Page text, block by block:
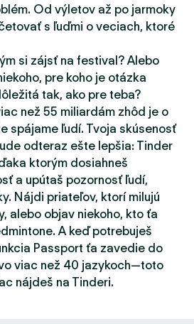
Od výletov až po jarmoky
s ľuďmi o veciach, ktoré
si zájsť na festival? Alebo
pre koho je otázka
tak, ako pre teba?
než 55 miliardám zhôd je o
spájame ľudí. Tvoja skúsenosť
odteraz ešte lepšia: Tinder
ktorým dosiahneš
a upútaš pozornosť ľudí,
Nájdi priateľov, ktorí milujú
alebo objav niekoho, kto ťa
A keď potrebuješ
Passport ťa zavedie do
viac než 40 jazykoch—toto
nájdeš na Tinderi.